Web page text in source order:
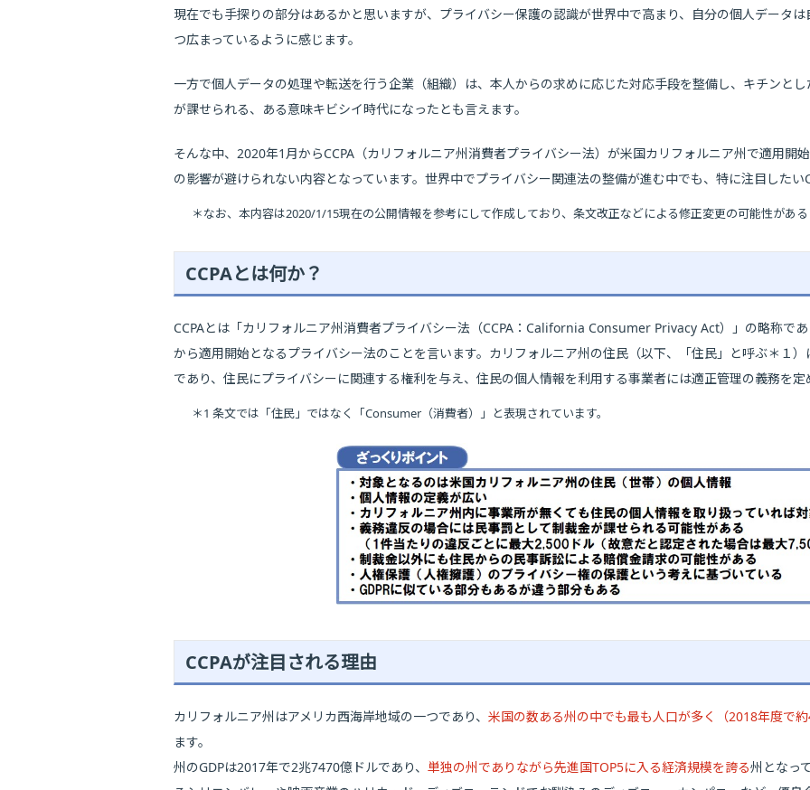
現在でも手探りの部分はあるかと思いますが、プライバシー保護の認識が世界中で高まり、自分の個人データ
つ広まっているように感じます。
一方で個人データの処理や転送を行う企業（組織）は、本人からの求めに応じた対応手段を整備し、キチンと
が課せられる、ある意味キビシイ時代になったとも言えます。
そんな中、2020年1月からCCPA（カリフォルニア州消費者プライバシー法）が米国カリフォルニア州で適用開
の影響が避けられない内容となっています。世界中でプライバシー関連法の整備が進む中でも、特に注目したい
＊なお、本内容は2020/1/15現在の公開情報を参考にして作成しており、条文改正などによる修正変更の可能性があ
CCPAとは何か？
CCPAとは「カリフォルニア州消費者プライバシー法（CCPA：California Consumer Privacy Act）」の略称で
から適用開始となるプライバシー法のことを言います。カリフォルニア州の住民（以下、「住民」と呼ぶ＊１
であり、住民にプライバシーに関連する権利を与え、住民の個人情報を利用する事業者には適正管理の義務を
＊1 条文では「住民」ではなく「Consumer（消費者）」と表現されています。
CCPAが注目される理由
カリフォルニア州はアメリカ西海岸地域の一つであり、 米国の数ある州の中でも最も人口が多く（2018年度で
ます。
州のGDPは2017年で2兆7470億ドルであり、 単独の州でありながら先進国TOP5に入る経済規模を誇る州となっ